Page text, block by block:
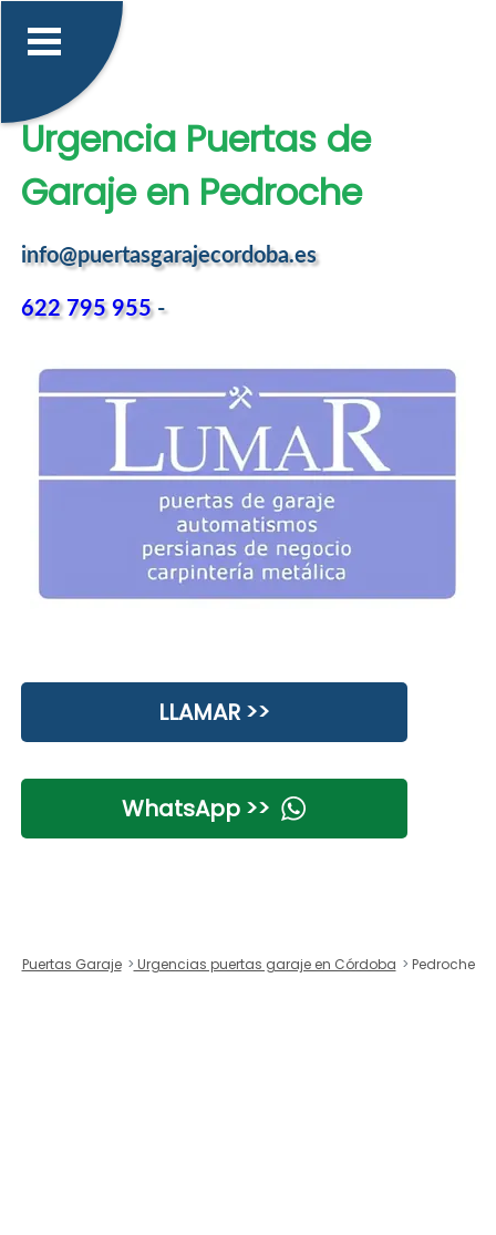
Urgencia Puertas de
Garaje en Pedroche
info@puertasgarajecordoba.es
622 795 955-
LLAMAR >>
WhatsApp >>
Puertas Garaje Urgencias puertas garaje en Córdoba Pedroche